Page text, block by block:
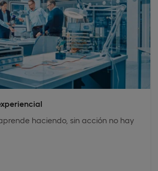
haciendo, sin acción no hay